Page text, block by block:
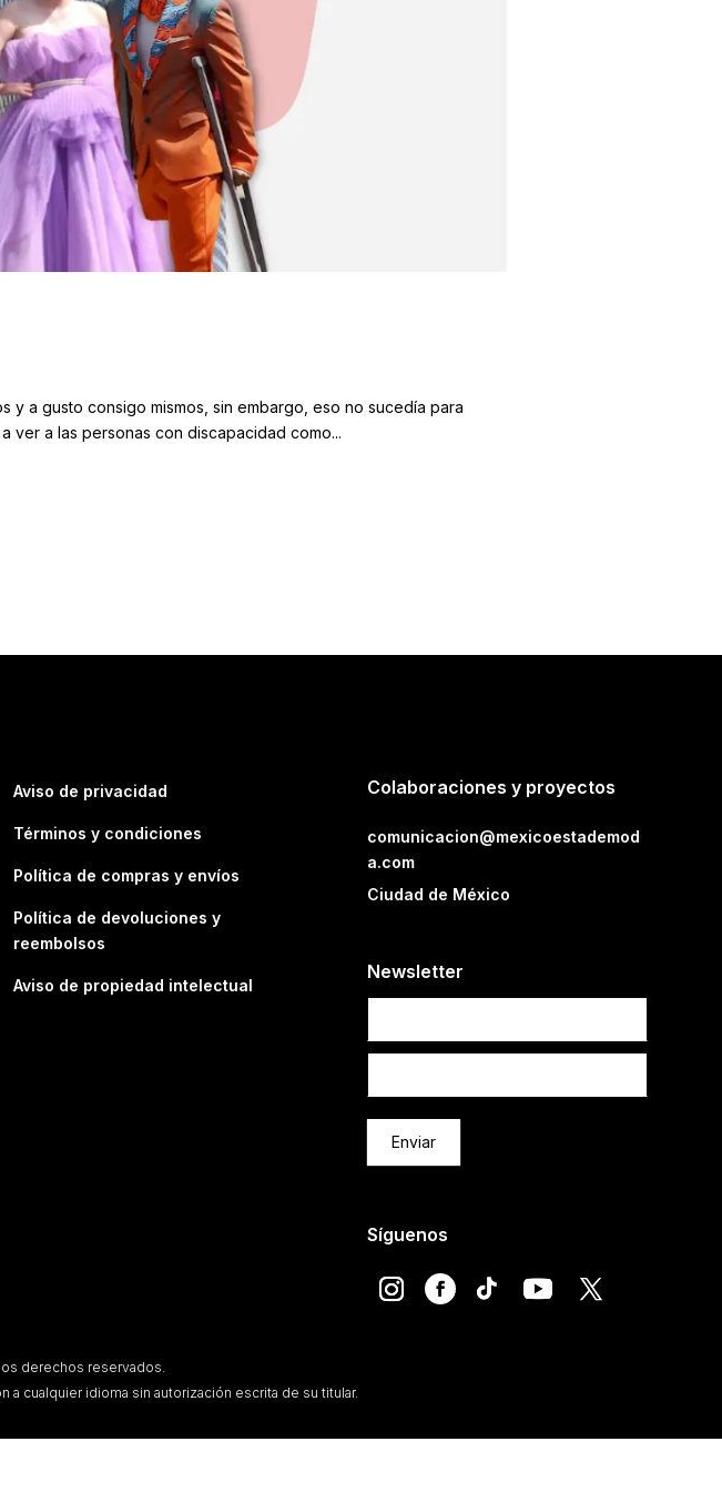
a gusto consigo mismos, sin embargo, eso no sucedía para
ver a las personas con discapacidad como...
Aviso de privacidad
Términos y condiciones
Política de compras y envíos
Política de devoluciones y
reembolsos
Aviso de propiedad intelectual
Colaboraciones y proyectos
comunicacion@mexicoestademod
a.com
Ciudad de México
Newsletter
Enviar
Síguenos
derechos reservados.
cualquier idioma sin autorización escrita de su titular.